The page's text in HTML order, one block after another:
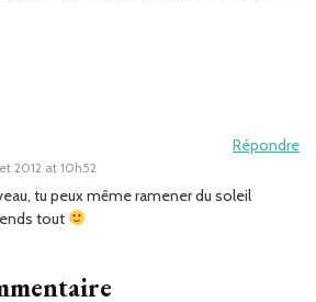
2012 at 10h52
Répondre
tu peux même ramener du soleil
tout